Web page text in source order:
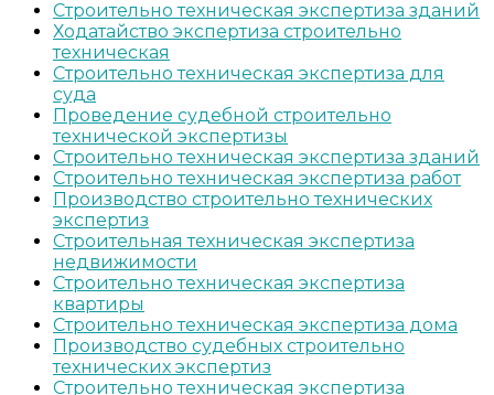
Строительно техническая экспертиза зданий
Ходатайство экспертиза строительно
техническая
Строительно техническая экспертиза для
суда
Проведение судебной строительно
технической экспертизы
Строительно техническая экспертиза зданий
Строительно техническая экспертиза работ
Производство строительно технических
экспертиз
Строительная техническая экспертиза
недвижимости
Строительно техническая экспертиза
квартиры
Строительно техническая экспертиза дома
Производство судебных строительно
технических экспертиз
Строительно техническая экспертиза